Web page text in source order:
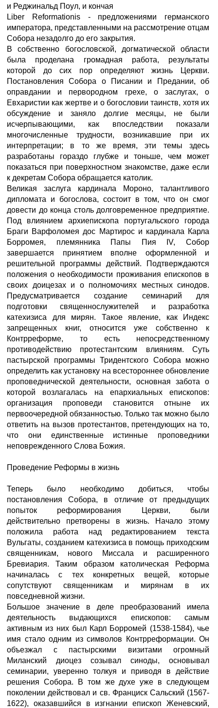
и Реджинальд Поул, и кончая
Liber Reformationis - предложениями германского
императора, представленными на рассмотрение отцам
Собора незадолго до его закрытия.
В собственно богословской, догматической области
была проделана громадная работа, результаты
которой до сих пор определяют жизнь Церкви.
Постановления Собора о Писании и Предании, об
оправдании и первородном грехе, о заслугах, о
Евхаристии как жертве и о богословии таинств, хотя их
обсуждение и заняло долгие месяцы, не были
исчерпывающими, как впоследствии показали
многочисленные трудности, возникавшие при их
интерпретации; в то же время, эти темы здесь
разработаны гораздо глубже и тоньше, чем может
показаться при поверхностном знакомстве, даже если
к декретам Собора обращается католик.
Великая заслуга кардинала Мороно, талантливого
дипломата и богослова, состоит в том, что он смог
довести до конца столь долговременное предприятие.
Под влиянием архиепископа португальского города
Браги Варфоломея дос Мартирос и кардинала Карла
Борромея, племянника Папы Пия IV, Собор
завершается принятием вполне оформленной и
решительной программы действий. Подтверждаются
положения о необходимости проживания епископов в
своих доицезах и о полномочиях местных синодов.
Предусматривается создание семинарий для
подготовки священнослужителей и разработка
катехизиса для мирян. Такое явление, как Индекс
запрещенных книг, относится уже собственно к
Контрреформе, то есть непосредственному
противодействию протестантским влияниям. Суть
пастырской программы Тридентского Собора можно
определить как установку на всестороннее обновление
проповеднической деятельности, основная забота о
которой возлагалась на епархиальных епископов:
организация проповеди становится отныне их
первоочередной обязанностью. Только так можно было
ответить на вызов протестантов, претендующих на то,
что они единственные истинные проповедники
неповрежденного Слова Божия.
Проведение Реформы в жизнь
Теперь было необходимо добиться, чтобы
постановления Собора, в отличие от предыдущих
попыток реформирования Церкви, были
действительно претворены в жизнь. Начало этому
положила работа над редактированием текста
Вульгаты, созданием катехизиса в помощь приходским
священникам, нового Миссала и расширенного
Бревиария. Таким образом католическая Реформа
начиналась с тех конкретных вещей, которые
сопутствуют священникам и мирянам в их
повседневной жизни.
Большое значение в деле преобразований имела
деятельность выдающихся епископов: самым
активным из них был Карл Борромей (1538-1584), чье
имя стало одним из символов Контрреформации. Он
объезжал с пастырскими визитами огромный
Миланский диоцез созывал синоды, основывал
семинарии, уверенно толкуя и приводя в действие
решения Собора. В том же духе уже в следующем
поколении действовал и св. Франциск Сальский (1567-
1622), оказавшийся в изгнании епископ Женевский,